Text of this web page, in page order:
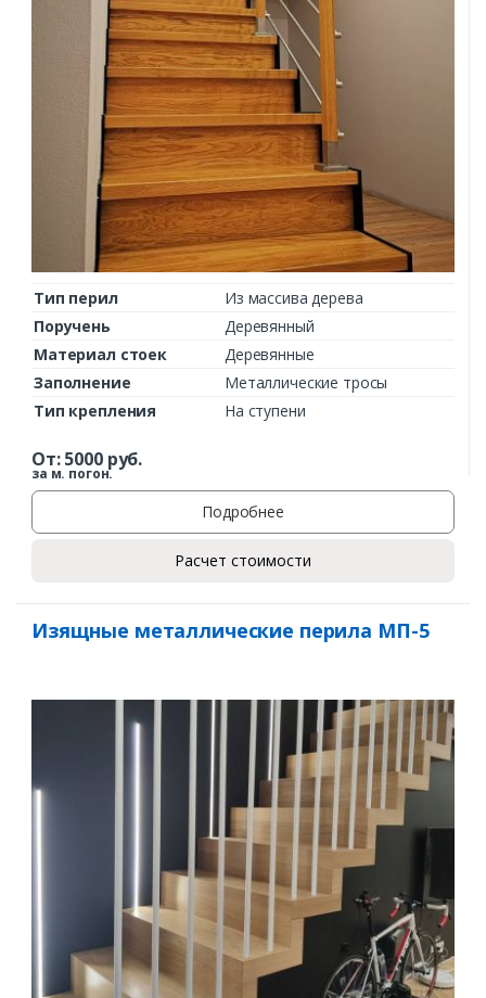
Тип перил
Из массива дерева
Поручень
Деревянный
Материал стоек
Деревянные
Заполнение
Металлические тросы
Тип крепления
На ступени
От:5000руб.
за м. погон.
Подробнее
Расчет стоимости
Изящные металлические перила МП-5